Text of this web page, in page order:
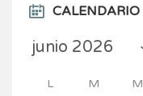
CALENDARIO
L M M